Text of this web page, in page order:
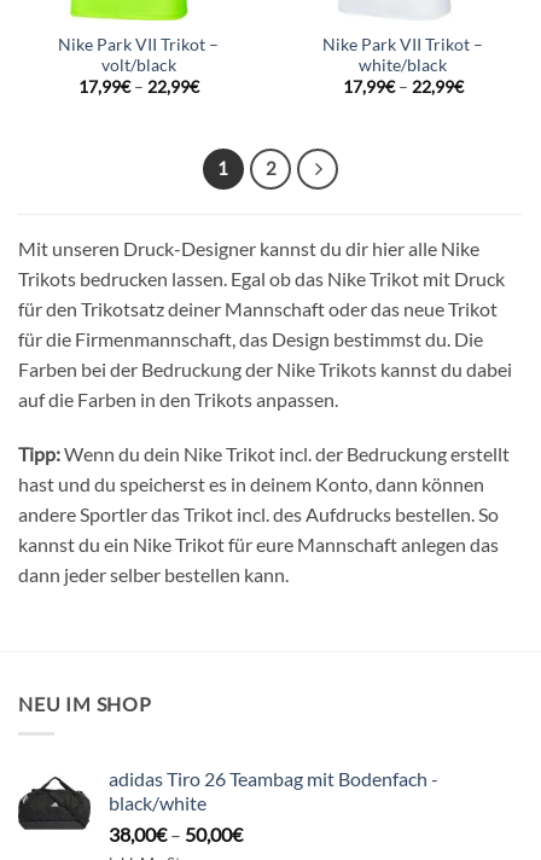
Nike Park VII Trikot –
volt/black
17,99€– 22,99€
Nike Park VII Trikot –
white/black
17,99€– 22,99€
1 2
Mit unseren Druck-Designer kannst du dir hier alle Nike
Trikots bedrucken lassen. Egal ob das Nike Trikot mit Druck
für den Trikotsatz deiner Mannschaft oder das neue Trikot
für die Firmenmannschaft, das Design bestimmst du. Die
Farben bei der Bedruckung der Nike Trikots kannst du dabei
auf die Farben in den Trikots anpassen.
Tipp:Wenn du dein Nike Trikot incl. der Bedruckung erstellt
hast und du speicherst es in deinem Konto, dann können
andere Sportler das Trikot incl. des Aufdrucks bestellen. So
kannst du ein Nike Trikot für eure Mannschaft anlegen das
dann jeder selber bestellen kann.
NEU IM SHOP
adidas Tiro 26 Teambag mit Bodenfach -
black/white
38,00€– 50,00€